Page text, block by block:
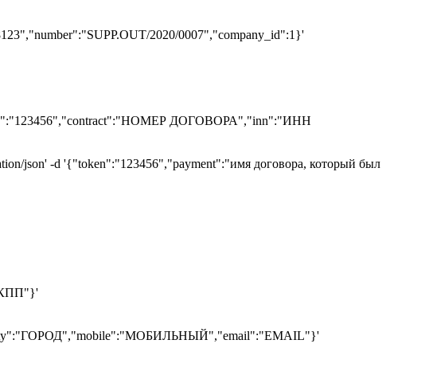
2020/0007","company_id":1}'
ДОГОВОРА","inn":"ИНН
json' -d '{"token":"123456","payment":"имя договора, который был